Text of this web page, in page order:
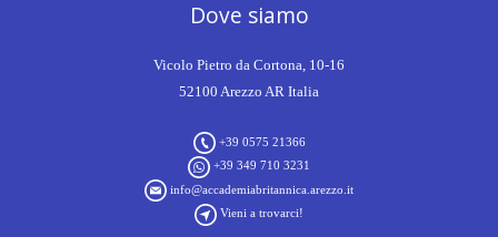
Dove siamo
Vicolo Pietro da Cortona, 10-16
52100 Arezzo AR Italia
+39 0575 21366
+39 349 710 3231
info@accademiabritannica.arezzo.it
Vieni a trovarci!